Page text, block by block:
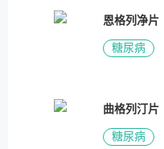
恩格列净片
糖尿病
曲格列汀片
糖尿病